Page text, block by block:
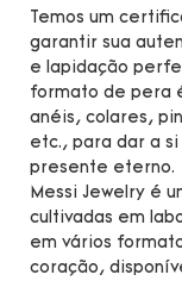
Temos um
garantir sua
e lapidação
formato de pera
anéis, colares,
etc., para dar a
presente eterno.
Messi Jewelry é
cultivadas em
em vários
coração,